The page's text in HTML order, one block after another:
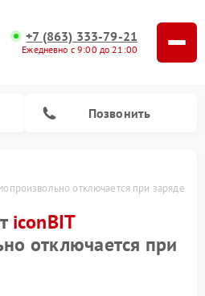
+7 (863) 333-79-21
Ежедневно с 9:00 до 21:00
Позвонить
отключается при заряде
iconBIT
отключается при